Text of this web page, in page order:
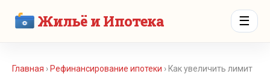
Жильё и Ипотека ☰
Главная › Рефинансирование ипотеки › Как увеличить лимит